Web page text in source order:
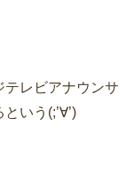
レビアナウンサ
という(;’∀’)